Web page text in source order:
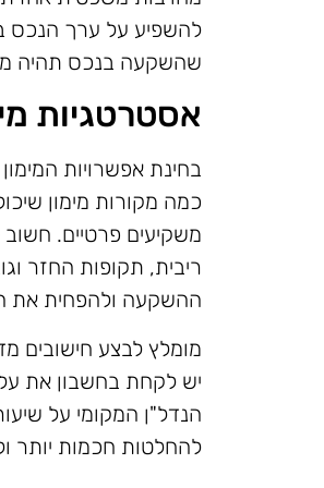
להשפיע על ערך הנכס
שהשקעה בנכס תהיה
אסטרטגיות
בחינת אפשרויות
כמה מקורות מימון
משקיעים פרטיים.
ריבית, תקופות החזר
ההשקעה ולהפחית את
מומלץ לבצע חישובים
יש לקחת בחשבון את
הנדל"ן המקומי על
להחלטות חכמות יותר